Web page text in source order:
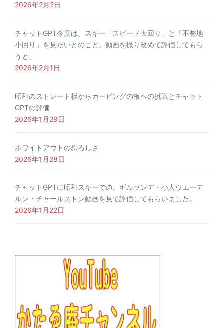
2026年2月2日
チャットGPT今度は、スキー「スピード大回り」と「不整地
小回り」を見たいとのこと。動画を撮り改めて評価してもら
うと、
2026年2月1日
昭和のストレート板からカービングの板への挑戦とチャット
GPTの評価
2026年1月29日
ホワイトアウトの恐ろしさ
2026年1月28日
チャットGPTに昭和スキーでの、ギルランデ・小人ウエーデ
ルン・チャールストン動画を見て評価してもらいました。
2026年1月22日